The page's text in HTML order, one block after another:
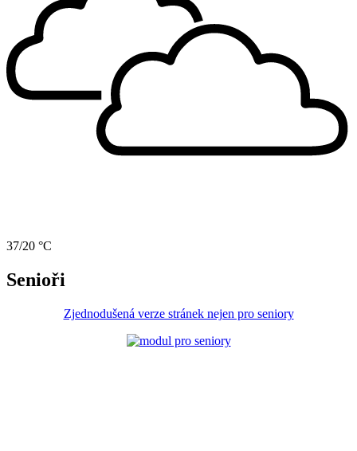
37/20 °C
Senioři
Zjednodušená verze stránek nejen pro seniory